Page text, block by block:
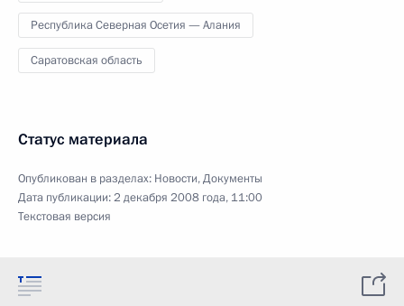
Республика Северная Осетия — Алания
Саратовская область
Статус материала
Опубликован в разделах: Новости,Документы
Дата публикации:2 декабря 2008 года, 11:00
Текстовая версия